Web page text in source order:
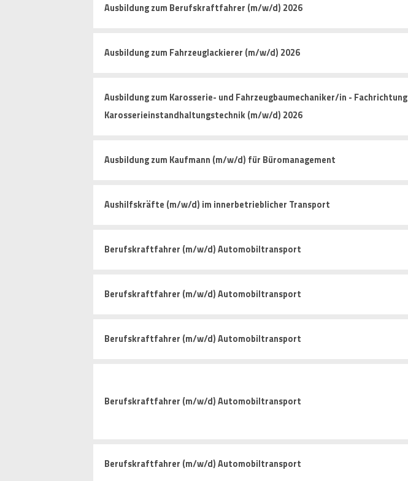
Ausbildung zum Berufskraftfahrer (m/w/d) 2026
Ausbildung zum Fahrzeuglackierer (m/w/d) 2026
Ausbildung zum Karosserie- und Fahrzeugbaumechaniker/in - Fachrichtung
Karosserieinstandhaltungstechnik (m/w/d) 2026
Ausbildung zum Kaufmann (m/w/d) für Büromanagement
Aushilfskräfte (m/w/d) im innerbetrieblicher Transport
Berufskraftfahrer (m/w/d) Automobiltransport
Berufskraftfahrer (m/w/d) Automobiltransport
Berufskraftfahrer (m/w/d) Automobiltransport
Berufskraftfahrer (m/w/d) Automobiltransport
Berufskraftfahrer (m/w/d) Automobiltransport